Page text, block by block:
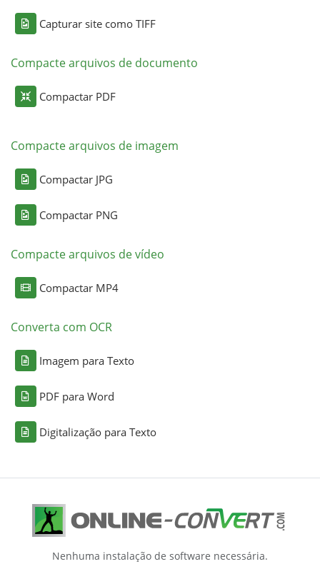
Capturar site como TIFF
Compacte arquivos de documento
Compactar PDF
Compacte arquivos de imagem
Compactar JPG
Compactar PNG
Compacte arquivos de vídeo
Compactar MP4
Converta com OCR
Imagem para Texto
PDF para Word
Digitalização para Texto
Nenhuma instalação de software necessária.